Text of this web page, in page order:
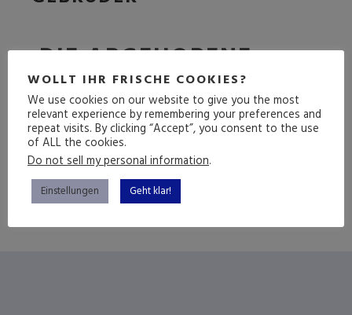
DIE ABGEHOBENE
FOLGE
(mehr …)
WOLLT IHR FRISCHE COOKIES?
We use cookies on our website to give you the most
relevant experience by remembering your preferences and
repeat visits. By clicking “Accept”, you consent to the use
of ALL the cookies.
Do not sell my personal information.
Einstellungen Geht klar!